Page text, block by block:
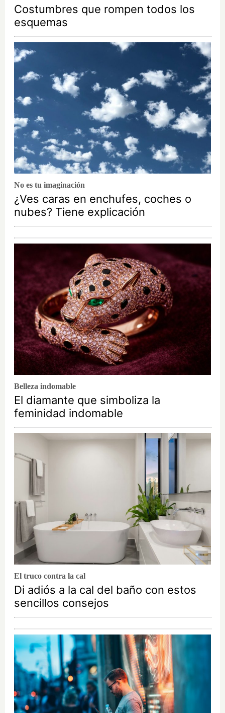
Costumbres que rompen todos los
esquemas
No es tu imaginación
¿Ves caras en enchufes, coches o
nubes? Tiene explicación
Belleza indomable
El diamante que simboliza la
feminidad indomable
El truco contra la cal
Di adiós a la cal del baño con estos
sencillos consejos